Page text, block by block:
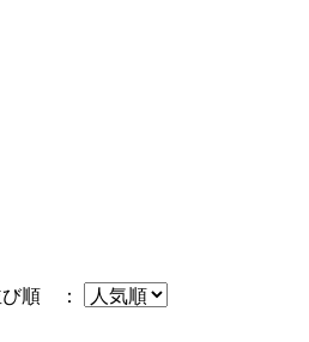
び順 ：